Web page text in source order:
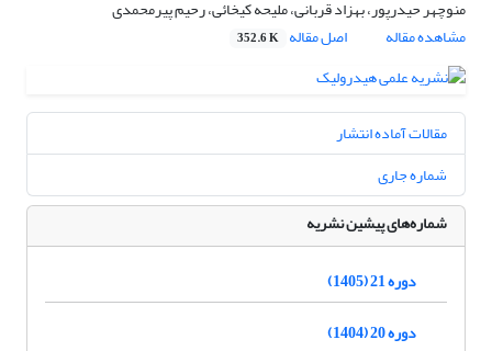
منوچهر حیدرپور، بهزاد قربانی، ملیحه کیخائی، رحیم پیرمحمدی
مشاهده مقاله
اصل مقاله 352.6 K
مقالات آماده انتشار
شماره جاری
شماره‌های پیشین نشریه
دوره 21 (1405)
دوره 20 (1404)